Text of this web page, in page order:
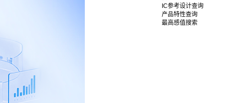
IC参考设计查询
产品特性查询
最高感值搜索